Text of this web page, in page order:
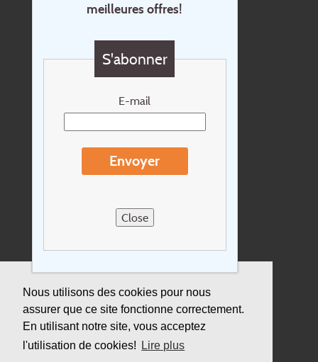
Nous utilisons des cookies pour nous
assurer que ce site fonctionne correctement.
En utilisant notre site, vous acceptez
l'utilisation de cookies!
Lire plus
meilleures offres!
S'abonner
E-mail
Envoyer
Close
Contact
Questions?
Newsletter
Conditions de voyage
Sitemap
Assurance